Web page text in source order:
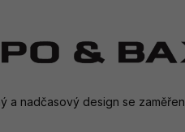
a nadčasový design se